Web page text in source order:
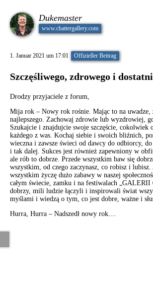
Dukemaster
www.chattergallery.com
1. Januar 2021 um 17:01 Offizieller Beitrag
Szczęśliwego, zdrowego i
Drodzy przyjaciele z forum,
Mija rok – Nowy rok rośnie. Mając to na uwadze,
najlepszego. Zachowaj zdrowie lub wyzdrowiej,
Szukajcie i znajdujcie swoje szczęście, cokolwiek
każdego z was. Kochaj siebie i swoich bliźnich,
wieczna i zawsze świeci od dawcy do odbiorcy,
i tak dalej. Sukces jest również zapewniony w
ale rób to dobrze. Przede wszystkim baw się
wszystkim, od czego zaczynasz, co robisz i lubisz.
wszystkim życzę dużo zabawy w naszej
całym świecie, zamku i na festiwalach
dobrzy, mili ludzie łączyli i inspirowali świat
myślami i wiedzą o tym, co jest dobre, ważne i
Hurra, Hurra – Nadszedł nowy rok....